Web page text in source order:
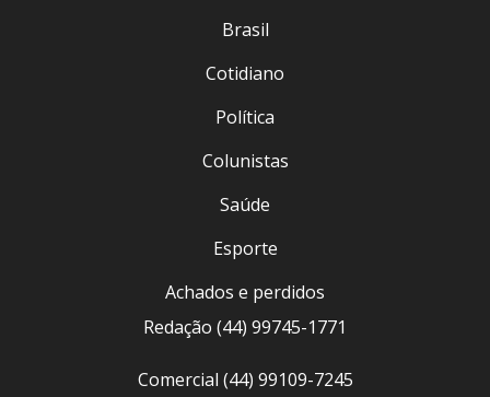
Brasil
Cotidiano
Política
Colunistas
Saúde
Esporte
Achados e perdidos
Redação (44) 99745-1771
Comercial (44) 99109-7245